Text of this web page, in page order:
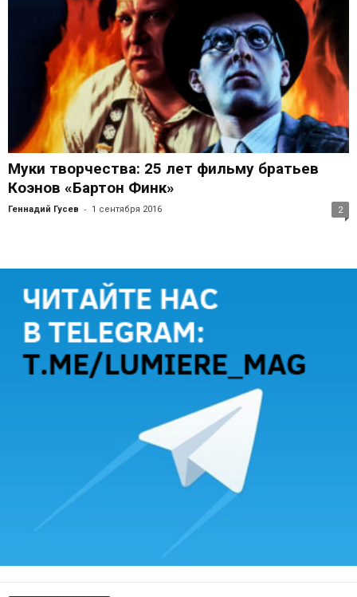
Муки творчества: 25 лет фильму братьев
Коэнов «Бартон Финк»
Геннадий Гусев - 1 сентября 2016 2